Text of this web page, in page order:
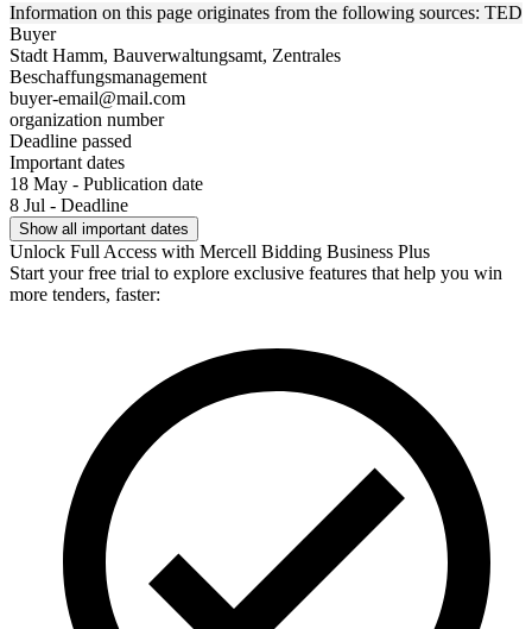
Information on this page originates from the following sources: TED
Buyer
Stadt Hamm, Bauverwaltungsamt, Zentrales
Beschaffungsmanagement
buyer-email@mail.com
organization number
Deadline passed
Important dates
18 May - Publication date
8 Jul - Deadline
Show all important dates
Unlock Full Access with Mercell Bidding Business Plus
Start your free trial to explore exclusive features that help you win
more tenders, faster: